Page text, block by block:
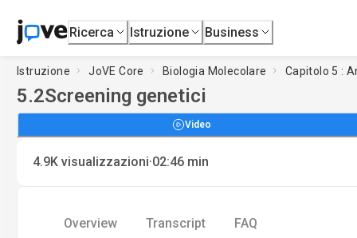
Ricerca Istruzione Business
Istruzione JoVE Core Biologia Molecolare Capitolo 5 :
5.2Screening genetici
Video
4.9K visualizzazioni·02:46 min
Overview Transcript FAQ